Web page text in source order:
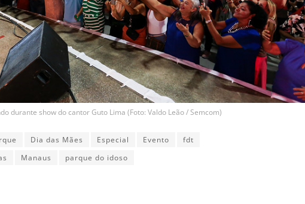
durante show do cantor Guto Lima (Foto: Valdo Leão / Semcom)
Dia das Mães Especial Evento
fdt
Manaus parque do idoso